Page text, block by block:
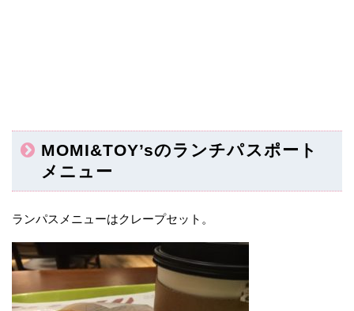
MOMI&TOY’sのランチパスポート
メニュー
ランパスメニューはクレープセット。